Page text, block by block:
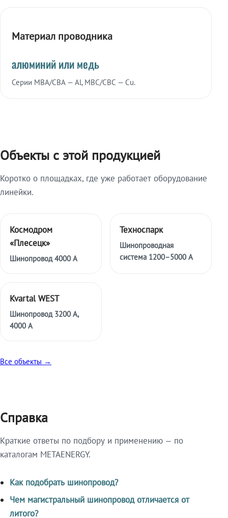
Материал проводника
алюминий или медь
Серии МВА/СВА — Al, МВС/СВС — Cu.
Объекты с этой продукцией
Коротко о площадках, где уже работает оборудование
линейки.
Космодром
«Плесецк»
Шинопровод 4000 А
Техноспарк
Шинопроводная
система 1200–5000 А
Kvartal WEST
Шинопровод 3200 А,
4000 А
Все объекты →
Справка
Краткие ответы по подбору и применению — по
каталогам METAENERGY.
Как подобрать шинопровод?
Чем магистральный шинопровод отличается от
литого?